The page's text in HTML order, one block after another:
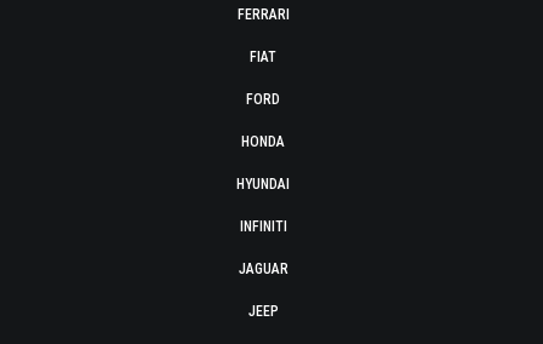
FERRARI
FIAT
FORD
HONDA
HYUNDAI
INFINITI
JAGUAR
JEEP